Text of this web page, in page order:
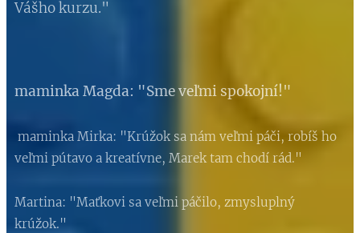
Vášho kurzu."
maminka Magda: "Sme veľmi spokojní!"
maminka Mirka: "Krúžok sa nám veľmi páči, robíš ho
veľmi pútavo a kreatívne, Marek tam chodí rád."
Martina: "Maťkovi sa veľmi páčilo, zmysluplný
krúžok."